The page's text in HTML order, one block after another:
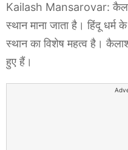
Kailash Mansarovar:
स्थान माना जाता है। हिंदू धर्म
स्थान का विशेष महत्व है।
हुए हैं।